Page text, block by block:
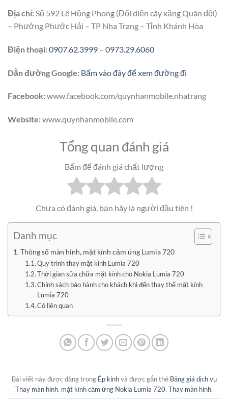
Địa chỉ:Số 592 Lê Hồng Phong (Đối diện cây xăng Quân đội)
– Phường Phước Hải – TP Nha Trang – Tỉnh Khánh Hòa
Điện thoại:0907.62.3999 – 0973.29.6060
Dẫn đường Google: Bấm vào đây để xem đường đi
Facebook:www.facebook.com/quynhanmobile.nhatrang
Website:www.quynhanmobile.com
Tổng quan đánh giá
Bấm để đánh giá chất lượng
Chưa có đánh giá, bạn hãy là người đầu tiên !
Danh mục
Thông số màn hình, mặt kính cảm ứng Lumia 720
Quy trình thay mặt kính Lumia 720
Thời gian sửa chữa mặt kính cho Nokia Lumia 720
Chính sách bảo hành cho khách khi đến thay thế mặt kính
Lumia 720
Có liên quan
Bài viết này được đăng trong Ép kínhvà được gắn thẻ Bảng giá dịch vụ
Thay màn hình, mặt kính cảm ứng Nokia Lumia 720, Thay màn hình.